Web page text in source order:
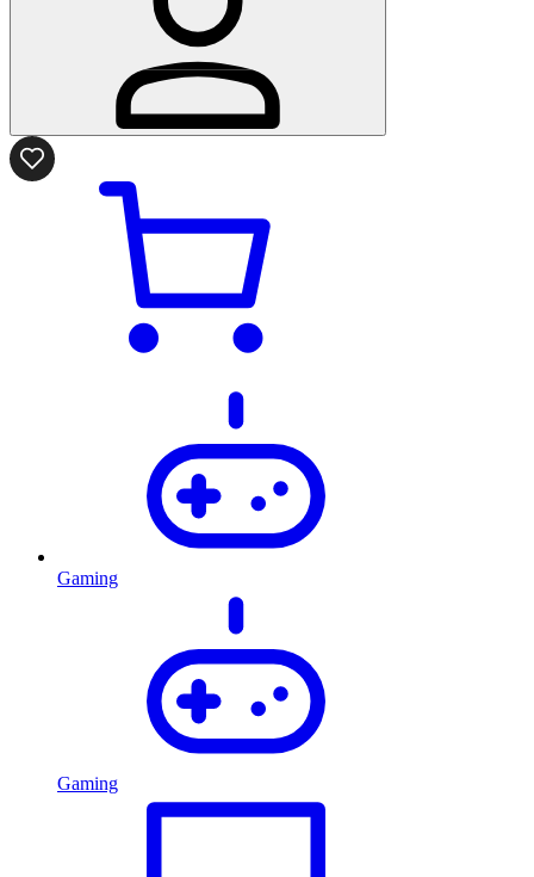
Gaming
Gaming